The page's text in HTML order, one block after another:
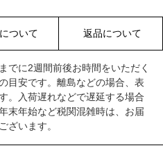
ついて 返品について
でに2週間前後お時間をいただく
目安です。離島などの場合、表
。入荷遅れなどで遅延する場合
末年始など税関混雑時は、お届
ざいます。